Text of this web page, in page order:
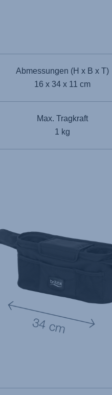
Abmessungen (H x B x T)
16 x 34 x 11 cm
Max. Tragkraft
1 kg